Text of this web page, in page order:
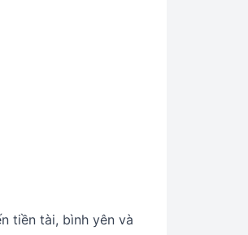
tiền tài, bình yên và